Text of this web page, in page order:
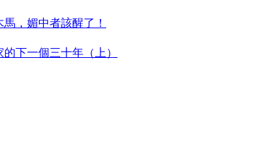
，媚中者該醒了！
下一個三十年（上）